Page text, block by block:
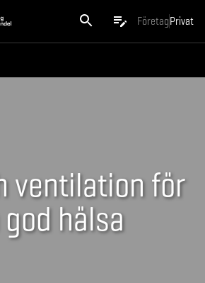
FöretagPrivat
ventilation för
hälsa